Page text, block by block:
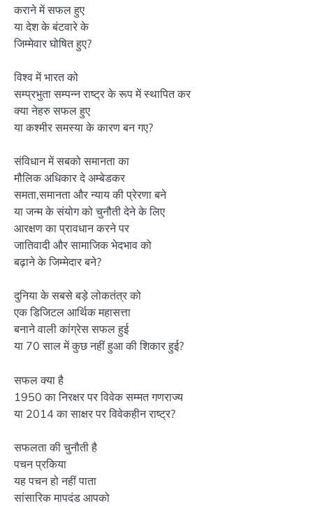
कराने में सफल हुए
या देश के बंटवारे के
जिम्मेवार घोषित हुए?
विश्व में भारत को
सम्प्रभुता सम्पन्न राष्ट्र के रूप में स्थापित कर
क्या नेहरु सफल हुए
या कश्मीर समस्या के कारण बन गए?
संविधान में सबको समानता का
मौलिक अधिकार दे अम्बेडकर
समता,समानता और न्याय की प्रेरणा बने
या जन्म के संयोग को चुनौती देने के लिए
आरक्षण का प्रावधान करने पर
जातिवादी और सामाजिक भेदभाव को
बढ़ाने के जिम्मेदार बने?
दुनिया के सबसे बड़े लोकतंत्र को
एक डिजिटल आर्थिक महासत्ता
बनाने वाली कांग्रेस सफल हुई
या 70 साल में कुछ नहीं हुआ की शिकार हुई?
सफल क्या है
1950 का निरक्षर पर विवेक सम्मत गणराज्य
या 2014 का साक्षर पर विवेकहीन राष्ट्र?
सफलता की चुनौती है
पचन प्रकिया
यह पचन हो नहीं पाता
सांसारिक मापदंड आपको